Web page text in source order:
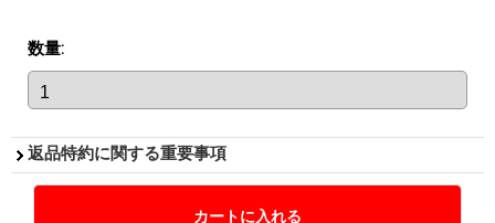
数量:
返品特約に関する重要事項